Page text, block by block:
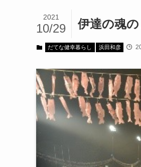
伊達の魂
2021
10/29
だてな健幸暮らし 浜田和彦